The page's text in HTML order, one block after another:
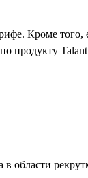
Кроме того,
продукту
области